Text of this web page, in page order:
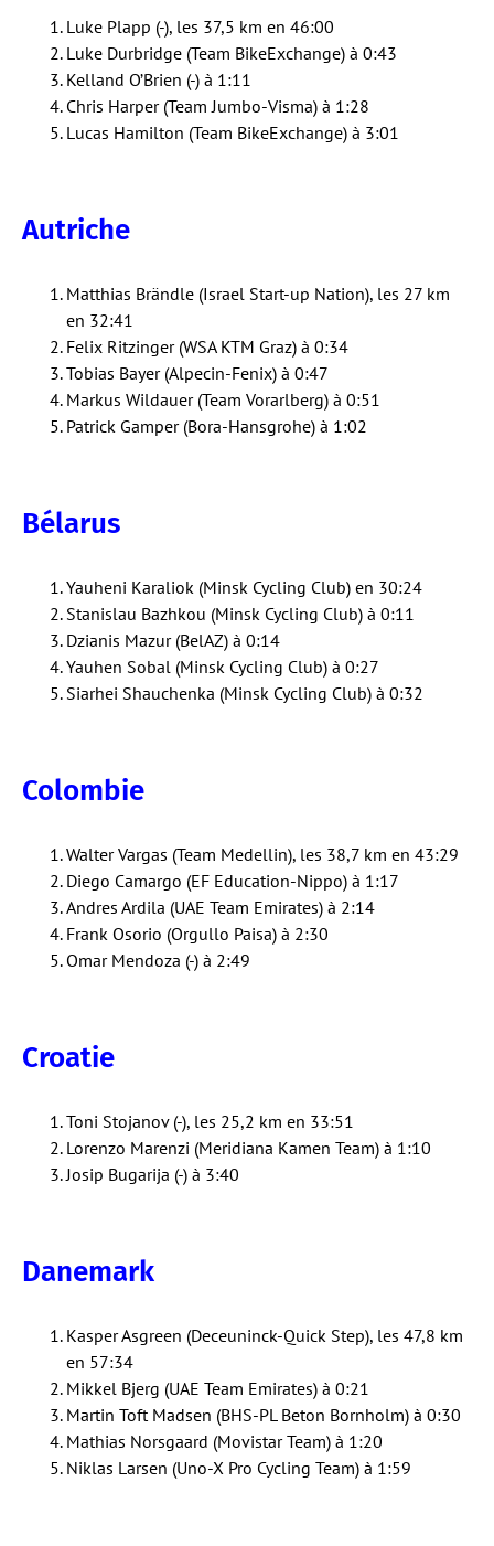
Luke Plapp (-), les 37,5 km en 46:00
Luke Durbridge (Team BikeExchange) à 0:43
Kelland O’Brien (-) à 1:11
Chris Harper (Team Jumbo-Visma) à 1:28
Lucas Hamilton (Team BikeExchange) à 3:01
Autriche
Matthias Brändle (Israel Start-up Nation), les 27 km
en 32:41
Felix Ritzinger (WSA KTM Graz) à 0:34
Tobias Bayer (Alpecin-Fenix) à 0:47
Markus Wildauer (Team Vorarlberg) à 0:51
Patrick Gamper (Bora-Hansgrohe) à 1:02
Bélarus
Yauheni Karaliok (Minsk Cycling Club) en 30:24
Stanislau Bazhkou (Minsk Cycling Club) à 0:11
Dzianis Mazur (BelAZ) à 0:14
Yauhen Sobal (Minsk Cycling Club) à 0:27
Siarhei Shauchenka (Minsk Cycling Club) à 0:32
Colombie
Walter Vargas (Team Medellin), les 38,7 km en 43:29
Diego Camargo (EF Education-Nippo) à 1:17
Andres Ardila (UAE Team Emirates) à 2:14
Frank Osorio (Orgullo Paisa) à 2:30
Omar Mendoza (-) à 2:49
Croatie
Toni Stojanov (-), les 25,2 km en 33:51
Lorenzo Marenzi (Meridiana Kamen Team) à 1:10
Josip Bugarija (-) à 3:40
Danemark
Kasper Asgreen (Deceuninck-Quick Step), les 47,8 km
en 57:34
Mikkel Bjerg (UAE Team Emirates) à 0:21
Martin Toft Madsen (BHS-PL Beton Bornholm) à 0:30
Mathias Norsgaard (Movistar Team) à 1:20
Niklas Larsen (Uno-X Pro Cycling Team) à 1:59